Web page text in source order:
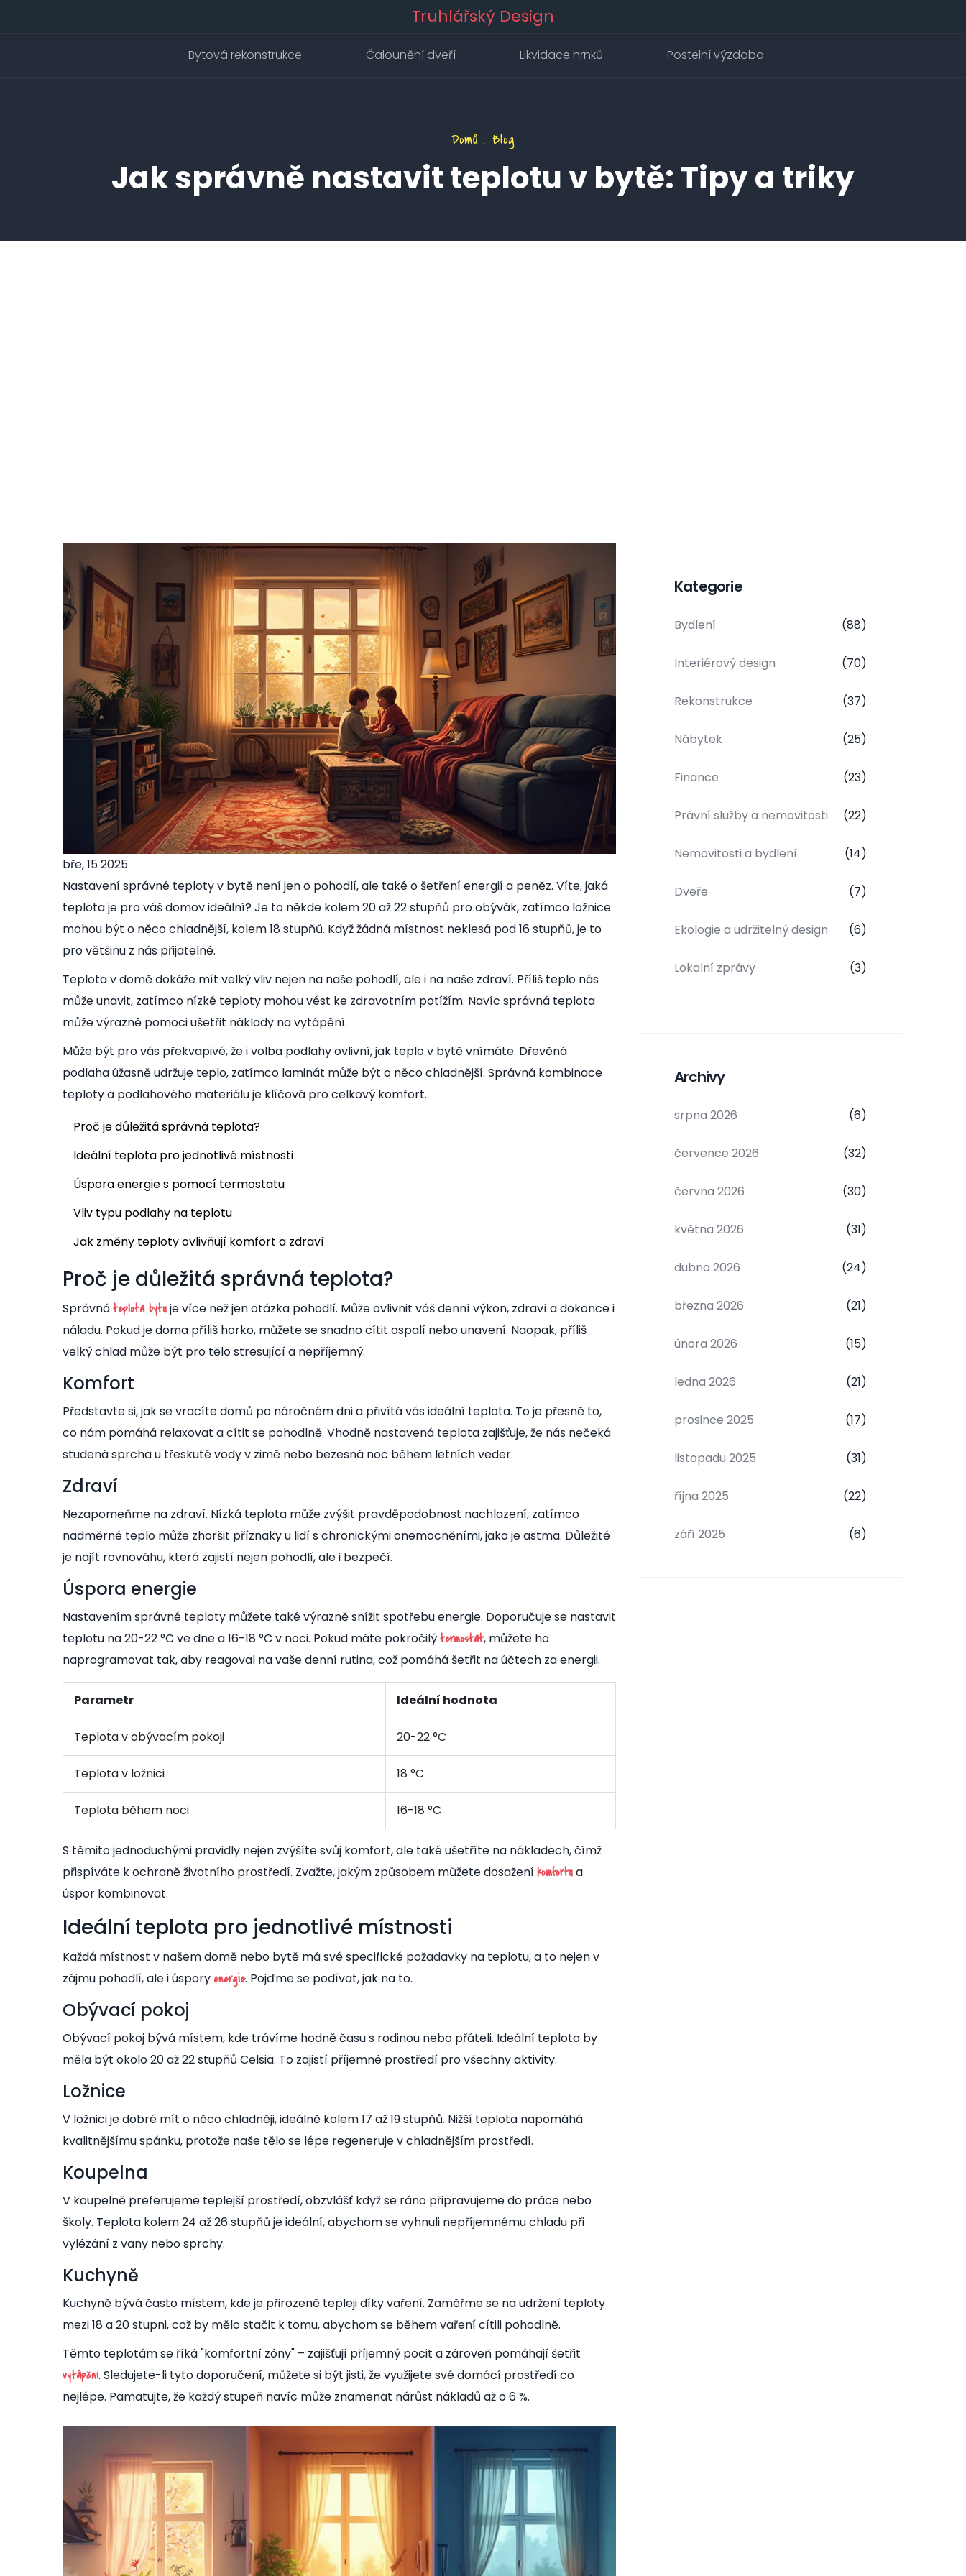
Truhlářský Design
Bytová rekonstrukce Čalounění dveří Likvidace hrnků Postelní výzdoba
Domů Blog
Jak správně nastavit teplotu v bytě: Tipy a triky
bře, 15 2025
Nastavení správné teploty v bytě není jen o pohodlí, ale také o šetření energií a peněz. Víte, jaká
teplota je pro váš domov ideální? Je to někde kolem 20 až 22 stupňů pro obývák, zatímco ložnice
mohou být o něco chladnější, kolem 18 stupňů. Když žádná místnost neklesá pod 16 stupňů, je to
pro většinu z nás přijatelné.
Teplota v domě dokáže mít velký vliv nejen na naše pohodlí, ale i na naše zdraví. Příliš teplo nás
může unavit, zatímco nízké teploty mohou vést ke zdravotním potížím. Navíc správná teplota
může výrazně pomoci ušetřit náklady na vytápění.
Může být pro vás překvapivé, že i volba podlahy ovlivní, jak teplo v bytě vnímáte. Dřevěná
podlaha úžasně udržuje teplo, zatímco laminát může být o něco chladnější. Správná kombinace
teploty a podlahového materiálu je klíčová pro celkový komfort.
Proč je důležitá správná teplota?
Ideální teplota pro jednotlivé místnosti
Úspora energie s pomocí termostatu
Vliv typu podlahy na teplotu
Jak změny teploty ovlivňují komfort a zdraví
Proč je důležitá správná teplota?
Správnáteplota bytuje více než jen otázka pohodlí. Může ovlivnit váš denní výkon, zdraví a dokonce i
náladu. Pokud je doma příliš horko, můžete se snadno cítit ospalí nebo unavení. Naopak, příliš
velký chlad může být pro tělo stresující a nepříjemný.
Komfort
Představte si, jak se vracíte domů po náročném dni a přivítá vás ideální teplota. To je přesně to,
co nám pomáhá relaxovat a cítit se pohodlně. Vhodně nastavená teplota zajišťuje, že nás nečeká
studená sprcha u třeskuté vody v zimě nebo bezesná noc během letních veder.
Zdraví
Nezapomeňme na zdraví. Nízká teplota může zvýšit pravděpodobnost nachlazení, zatímco
nadměrné teplo může zhoršit příznaky u lidí s chronickými onemocněními, jako je astma. Důležité
je najít rovnováhu, která zajistí nejen pohodlí, ale i bezpečí.
Úspora energie
Nastavením správné teploty můžete také výrazně snížit spotřebu energie. Doporučuje se nastavit
teplotu na 20-22 °C ve dne a 16-18 °C v noci. Pokud máte pokročilýtermostat, můžete ho
naprogramovat tak, aby reagoval na vaše denní rutina, což pomáhá šetřit na účtech za energii.
Parametr Ideální hodnota
Teplota v obývacím pokoji 20-22 °C
Teplota v ložnici 18 °C
Teplota během noci 16-18 °C
S těmito jednoduchými pravidly nejen zvýšíte svůj komfort, ale také ušetříte na nákladech, čímž
přispíváte k ochraně životního prostředí. Zvažte, jakým způsobem můžete dosaženíkomfortua
úspor kombinovat.
Ideální teplota pro jednotlivé místnosti
Každá místnost v našem domě nebo bytě má své specifické požadavky na teplotu, a to nejen v
zájmu pohodlí, ale i úsporyenergie. Pojďme se podívat, jak na to.
Obývací pokoj
Obývací pokoj bývá místem, kde trávíme hodně času s rodinou nebo přáteli. Ideální teplota by
měla být okolo 20 až 22 stupňů Celsia. To zajistí příjemné prostředí pro všechny aktivity.
Ložnice
V ložnici je dobré mít o něco chladněji, ideálně kolem 17 až 19 stupňů. Nižší teplota napomáhá
kvalitnějšímu spánku, protože naše tělo se lépe regeneruje v chladnějším prostředí.
Koupelna
V koupelně preferujeme teplejší prostředí, obzvlášť když se ráno připravujeme do práce nebo
školy. Teplota kolem 24 až 26 stupňů je ideální, abychom se vyhnuli nepříjemnému chladu při
vylézání z vany nebo sprchy.
Kuchyně
Kuchyně bývá často místem, kde je přirozeně tepleji díky vaření. Zaměřme se na udržení teploty
mezi 18 a 20 stupni, což by mělo stačit k tomu, abychom se během vaření cítili pohodlně.
Těmto teplotám se říká "komfortní zóny" – zajišťují příjemný pocit a zároveň pomáhají šetřit
vytápění. Sledujete-li tyto doporučení, můžete si být jisti, že využijete své domácí prostředí co
nejlépe. Pamatujte, že každý stupeň navíc může znamenat nárůst nákladů až o 6 %.
Kategorie
Bydlení (88)
Interiérový design (70)
Rekonstrukce (37)
Nábytek (25)
Finance (23)
Právní služby a nemovitosti (22)
Nemovitosti a bydlení (14)
Dveře (7)
Ekologie a udržitelný design (6)
Lokalní zprávy (3)
Archivy
srpna 2026 (6)
července 2026 (32)
června 2026 (30)
května 2026 (31)
dubna 2026 (24)
března 2026 (21)
února 2026 (15)
ledna 2026 (21)
prosince 2025 (17)
listopadu 2025 (31)
října 2025 (22)
září 2025 (6)